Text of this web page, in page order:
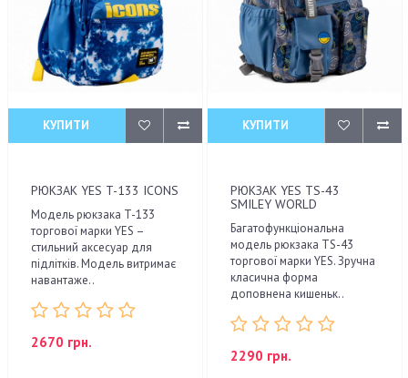
КУПИТИ
РЮКЗАК YES T-133 ICONS
Модель рюкзака T-133
торгової марки YES –
стильний аксесуар для
підлітків. Модель витримає
навантаже..
2670 грн.
КУПИТИ
РЮКЗАК YES TS-43
SMILEY WORLD
Багатофункціональна
модель рюкзака ТS-43
торгової марки YES. Зручна
класична форма
доповнена кишеньк..
2290 грн.